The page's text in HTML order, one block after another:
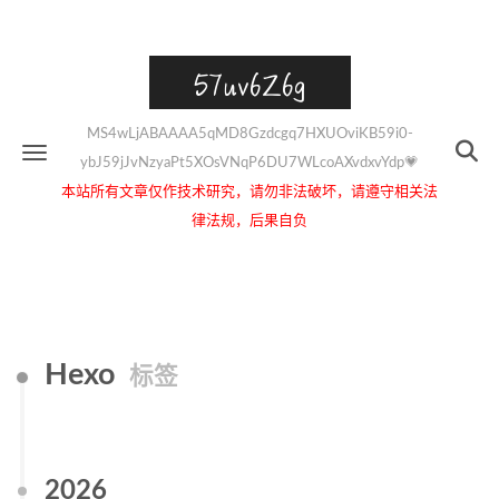
57uv6Z6g
MS4wLjABAAAA5qMD8Gzdcgq7HXUOviKB59i0-
ybJ59jJvNzyaPt5XOsVNqP6DU7WLcoAXvdxvYdp💗
本站所有文章仅作技术研究，请勿非法破坏，请遵守相关法
律法规，后果自负
Hexo 标签
2026